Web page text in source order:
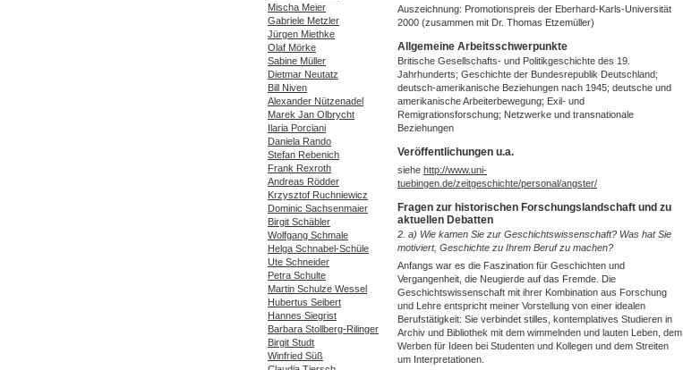
Mischa Meier
Gabriele Metzler
Jürgen Miethke
Olaf Mörke
Sabine Müller
Dietmar Neutatz
Bill Niven
Alexander Nützenadel
Marek Jan Olbrycht
Ilaria Porciani
Daniela Rando
Stefan Rebenich
Frank Rexroth
Andreas Rödder
Krzysztof Ruchniewicz
Dominic Sachsenmaier
Birgit Schäbler
Wolfgang Schmale
Helga Schnabel-Schüle
Ute Schneider
Petra Schulte
Martin Schulze Wessel
Hubertus Seibert
Hannes Siegrist
Barbara Stollberg-Rilinger
Birgit Studt
Winfried Süß
Auszeichnung: Promotionspreis der Eberhard-Karls-Universität
2000 (zusammen mit Dr. Thomas Etzemüller)
Allgemeine Arbeitsschwerpunkte
Britische Gesellschafts- und Politikgeschichte des 19.
Jahrhunderts; Geschichte der Bundesrepublik Deutschland;
deutsch-amerikanische Beziehungen nach 1945; deutsche und
amerikanische Arbeiterbewegung; Exil- und
Remigrationsforschung; Netzwerke und transnationale
Beziehungen
Veröffentlichungen u.a.
siehe http://www.uni-
tuebingen.de/zeitgeschichte/personal/angster/
Fragen zur historischen Forschungslandschaft und zu
aktuellen Debatten
2. a) Wie kamen Sie zur Geschichtswissenschaft? Was hat Sie
motiviert, Geschichte zu Ihrem Beruf zu machen?
Anfangs war es die Faszination für Geschichten und
Vergangenheit, die Neugierde auf das Fremde. Die
Geschichtswissenschaft mit ihrer Kombination aus Forschung
und Lehre entspricht meiner Vorstellung von einer idealen
Berufstätigkeit: Sie verbindet stilles, kontemplatives Studieren in
Archiv und Bibliothek mit dem wimmelnden und lauten Leben, dem
Werben für Ideen bei Studenten und Kollegen und dem Streiten
um Interpretationen.